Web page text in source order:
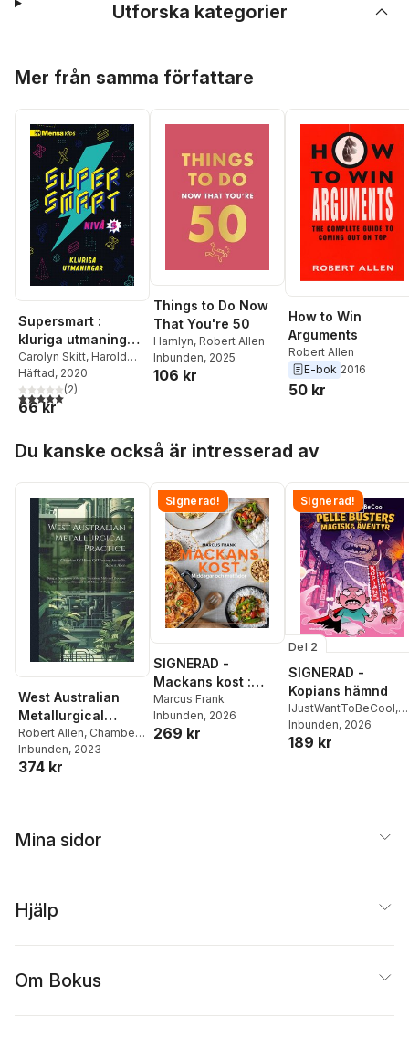
Utforska kategorier
Mer från samma författare
Supersmart :
kluriga utmaningar.
Nivå 3
Carolyn Skitt, Harold
Gale,Robert Allen
Häftad, 2020
5,0utav 5 stjärnor. Totalt antal röster:
(2)
66 kr
Things to Do Now
That You're 50
Hamlyn, Robert Allen
Inbunden, 2025
106 kr
How to Win
Arguments
Robert Allen
E-bok 2016
50 kr
Du kanske också är intresserad av
West Australian
Metallurgical
Practice
Robert Allen, Chamber
of Mines of Western
Australia
Inbunden, 2023
374 kr
Signerad!
SIGNERAD -
Mackans kost :
Middagar och
matlådor
Marcus Frank
Inbunden, 2026
269 kr
Signerad!
Del 2
SIGNERAD -
Kopians hämnd
IJustWantToBeCool,
Joel Adolphson
Ejdemo Beer
Inbunden, 2026
189 kr
Mina sidor
Hjälp
Om Bokus